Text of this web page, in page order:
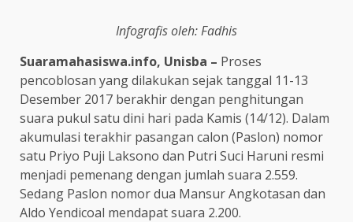
Infografis oleh: Fadhis
Suaramahasiswa.info, Unisba – Proses
pencoblosan yang dilakukan sejak tanggal 11-13
Desember 2017 berakhir dengan penghitungan
suara pukul satu dini hari pada Kamis (14/12). Dalam
akumulasi terakhir pasangan calon (Paslon) nomor
satu Priyo Puji Laksono dan Putri Suci Haruni resmi
menjadi pemenang dengan jumlah suara 2.559.
Sedang Paslon nomor dua Mansur Angkotasan dan
Aldo Yendicoal mendapat suara 2.200.